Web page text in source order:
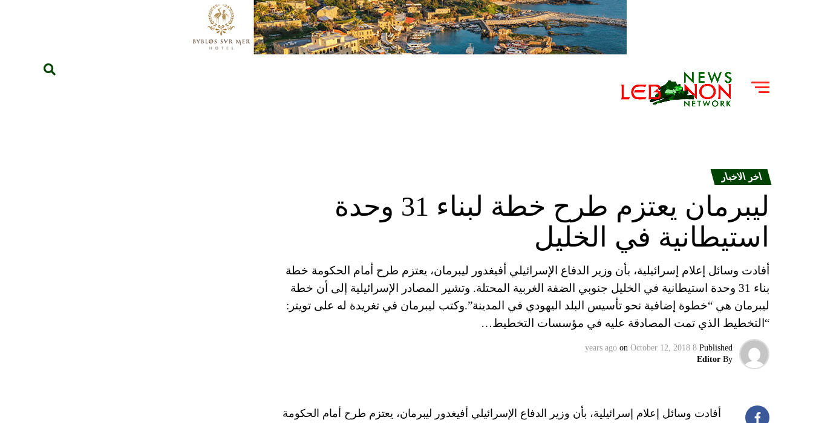
اخر الاخبار
ليبرمان يعتزم طرح خطة لبناء 31 وحدة
استيطانية في الخليل
أفادت وسائل إعلام إسرائيلية، بأن وزير الدفاع الإسرائيلي أفيغدور ليبرمان، يعتزم طرح أمام الحكومة خطة
بناء 31 وحدة استيطانية في الخليل جنوبي الضفة الغربية المحتلة. وتشير المصادر الإسرائيلية إلى أن خطة
ليبرمان هي “خطوة إضافية نحو تأسيس البلد اليهودي في المدينة”.وكتب ليبرمان في تغريدة له على تويتر:
“التخطيط الذي تمت المصادقة عليه في مؤسسات التخطيط…
Published
8 years ago
on October 12, 2018
By
Editor
أفادت وسائل إعلام إسرائيلية، بأن وزير الدفاع الإسرائيلي أفيغدور ليبرمان، يعتزم طرح أمام الحكومة